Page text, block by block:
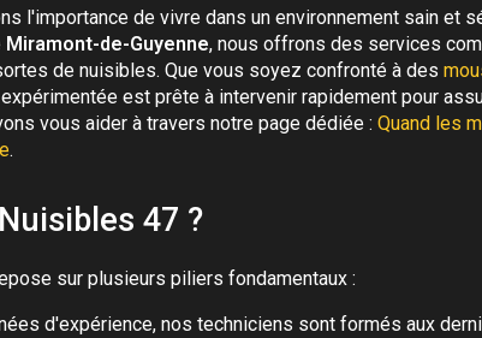
l'importance de vivre dans un environnement sain et
Miramont-de-Guyenne, nous offrons des services
de nuisibles. Que vous soyez confronté à des
est prête à intervenir rapidement pour
vous aider à travers notre page dédiée : Quand les
.
47 ?
sur plusieurs piliers fondamentaux :
d'expérience, nos techniciens sont formés aux